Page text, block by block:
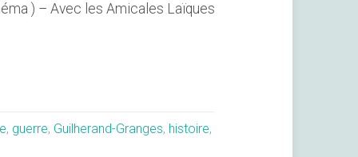
) – Avec les Amicales Laïques
, guerre, Guilherand-Granges, histoire,